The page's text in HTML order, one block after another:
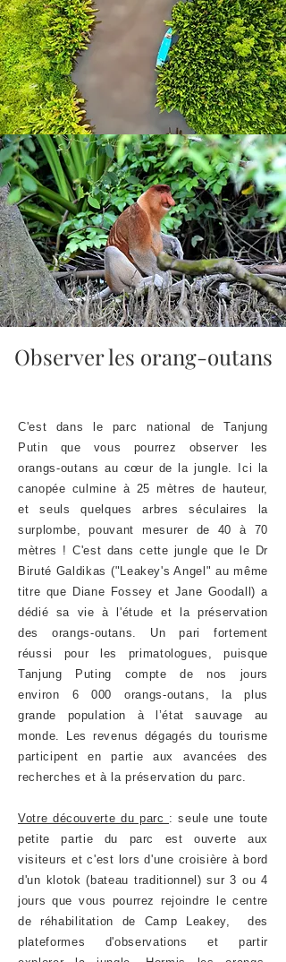
Observer les orang-outans
C'est dans le parc national de Tanjung
Putin que vous pourrez observer les
orangs-outans au cœur de la jungle. Ici la
canopée culmine à 25 mètres de hauteur,
et seuls quelques arbres séculaires la
surplombe, pouvant mesurer de 40 à 70
mètres ! C'est dans cette jungle que le Dr
Biruté Galdikas ("Leakey's Angel" au même
titre que Diane Fossey et Jane Goodall) a
dédié sa vie à l'étude et la préservation
des orangs-outans. Un pari fortement
réussi pour les primatologues, puisque
Tanjung Puting compte de nos jours
environ 6 000 orangs-outans, la plus
grande population à l’état sauvage au
monde. Les revenus dégagés du tourisme
participent en partie aux avancées des
recherches et à la préservation du parc.
Votre découverte du parc : seule une toute
petite partie du parc est ouverte aux
visiteurs et c'est lors d'une croisière à bord
d'un klotok (bateau traditionnel) sur 3 ou 4
jours que vous pourrez rejoindre le centre
de réhabilitation de Camp Leakey, des
plateformes d'observations et partir